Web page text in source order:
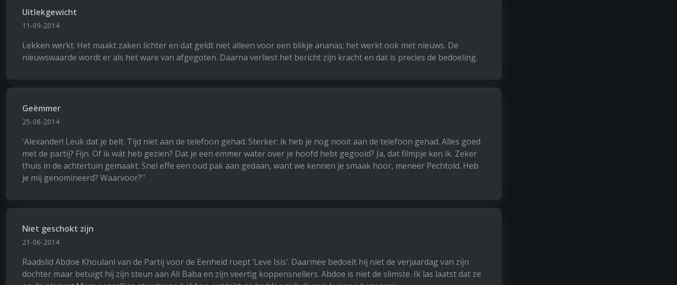
Uitlekgewicht
11-09-2014
Lekken werkt. Het maakt zaken lichter en dat geldt niet alleen voor een blikje ananas; het werkt ook met nieuws. De
nieuwswaarde wordt er als het ware van afgegoten. Daarna verliest het bericht zijn kracht en dat is precies de bedoeling.
Geëmmer
25-08-2014
'Alexander! Leuk dat je belt. Tijd niet aan de telefoon gehad. Sterker: ik heb je nog nooit aan de telefoon gehad. Alles goed
met de partij? Fijn. Of ik wát heb gezien? Dat je een emmer water over je hoofd hebt gegooid? Ja, dat filmpje ken ik. Zeker
thuis in de achtertuin gemaakt. Snel effe een oud pak aan gedaan, want we kennen je smaak hoor, meneer Pechtold. Heb
je mij genomineerd? Waarvoor?''
Niet geschokt zijn
21-06-2014
Raadslid Abdoe Khoulani van de Partij voor de Eenheid roept ‘Leve Isis’. Daarmee bedoelt hij niet de verjaardag van zijn
dochter maar betuigt hij zijn steun aan Ali Baba en zijn veertig koppensnellers. Abdoe is niet de slimste. Ik las laatst dat ze